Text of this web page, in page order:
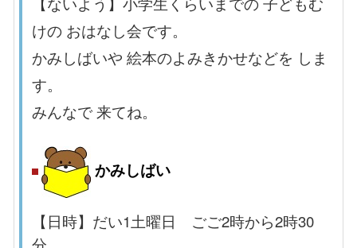
けの おはなし会です。
かみしばいや 絵本のよみきかせなどを しま
す。
みんなで 来てね。
かみしばい
【日時】だい1土曜日 ごご2時から2時30
分